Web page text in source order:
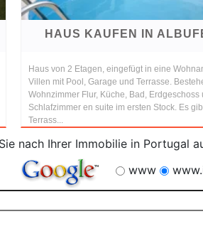
HAUS KAUFEN IN
Haus von 2 Etagen, eingefügt in eine
Villen mit Pool, Garage und Terrasse.
Wohnzimmer Flur, Küche, Bad, Erdgeschoss
Schlafzimmer en suite im ersten Stock. Es
Terrass...
nach Ihrer Immobilie in Portugal
www